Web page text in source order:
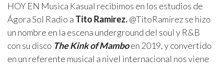
HOY EN Musica Kasual recibimos en los estudios de
Ágora Sol Radio a Tito Ramirez.@TitoRamírez se hizo
un nombre en la escena underground del soul y R&B
con su disco The Kink of Mamboen 2019, y convertido
en un referente musical a nivel internacional nos viene